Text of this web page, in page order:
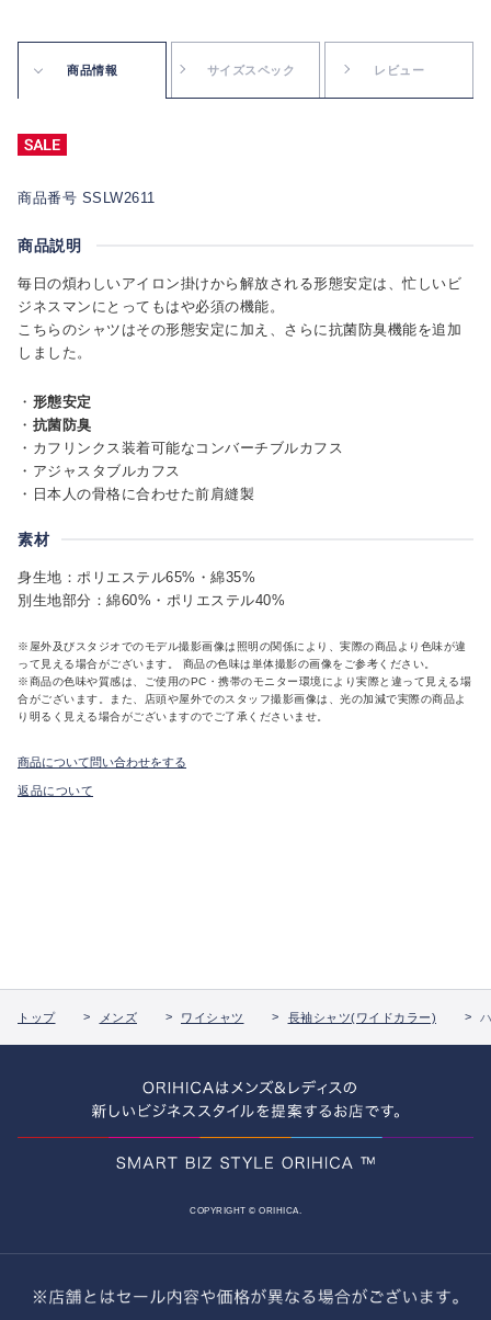
商品情報 サイズスペック レビュー
商品番号 SSLW2611
商品説明
毎日の煩わしいアイロン掛けから解放される形態安定は、忙しいビ
ジネスマンにとってもはや必須の機能。
こちらのシャツはその形態安定に加え、さらに抗菌防臭機能を追加
しました。
・ 形態安定
・ 抗菌防臭
・カフリンクス装着可能なコンバーチブルカフス
・アジャスタブルカフス
・日本人の骨格に合わせた前肩縫製
素材
身生地：ポリエステル65%・綿35%
別生地部分：綿60%・ポリエステル40%
※屋外及びスタジオでのモデル撮影画像は照明の関係により、実際の商品より色味が違
って見える場合がございます。 商品の色味は単体撮影の画像をご参考ください。
※商品の色味や質感は、ご使用のPC・携帯のモニター環境により実際と違って見える場
合がございます。また、店頭や屋外でのスタッフ撮影画像は、光の加減で実際の商品よ
り明るく見える場合がございますのでご了承くださいませ。
商品について問い合わせをする
返品について
トップ メンズ ワイシャツ 長袖シャツ(ワイドカラー)
COPYRIGHT © ORIHICA.